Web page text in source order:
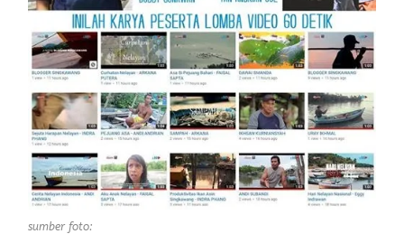
sumber foto: